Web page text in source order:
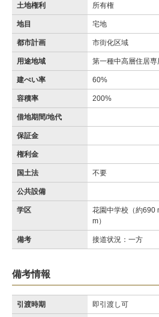
土地権利 所有権
地目 宅地
都市計画 市街化区域
用途地域 第一種中高層住居専
建ぺい率 60%
容積率 200%
借地期間/地代
保証金
権利金
国土法 不要
公共設備
学区
花園中学校（約690
m）
備考 接道状況：一方
備考情報
引渡時期 即引渡し可